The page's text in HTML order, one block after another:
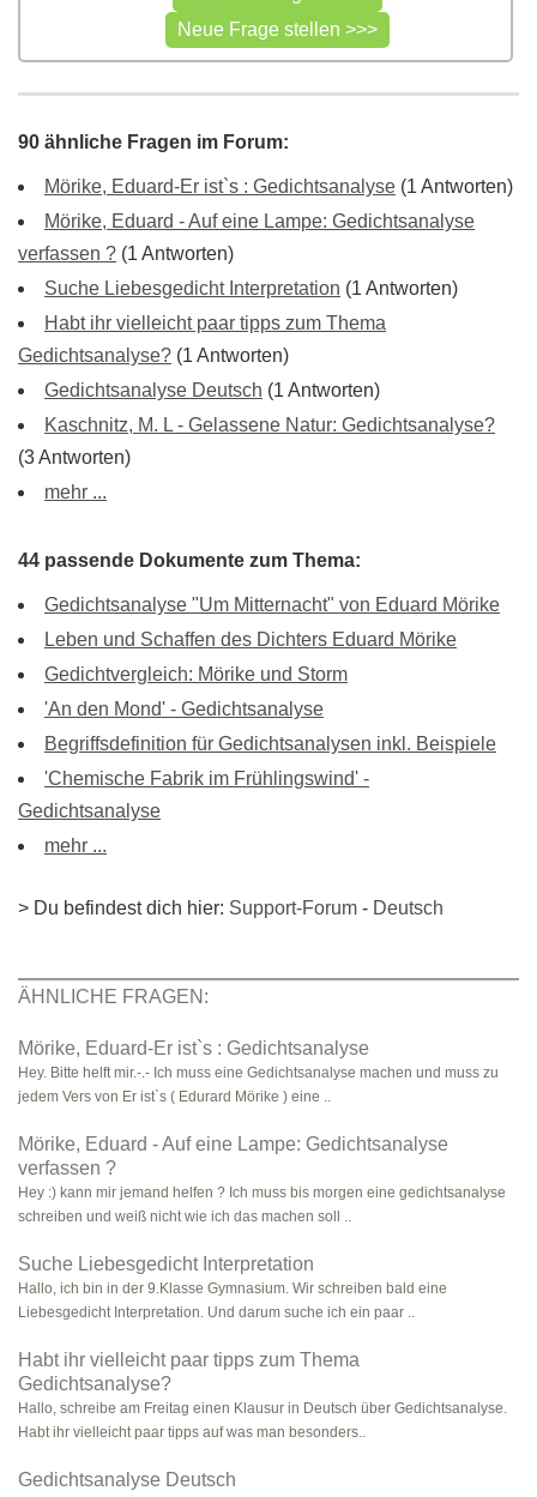
90 ähnliche Fragen im Forum:
Mörike, Eduard-Er ist`s : Gedichtsanalyse (1 Antworten)
Mörike, Eduard - Auf eine Lampe: Gedichtsanalyse
verfassen ? (1 Antworten)
Suche Liebesgedicht Interpretation (1 Antworten)
Habt ihr vielleicht paar tipps zum Thema
Gedichtsanalyse? (1 Antworten)
Gedichtsanalyse Deutsch (1 Antworten)
Kaschnitz, M. L - Gelassene Natur: Gedichtsanalyse?
(3 Antworten)
mehr ...
44 passende Dokumente zum Thema:
Gedichtsanalyse "Um Mitternacht" von Eduard Mörike
Leben und Schaffen des Dichters Eduard Mörike
Gedichtvergleich: Mörike und Storm
'An den Mond' - Gedichtsanalyse
Begriffsdefinition für Gedichtsanalysen inkl. Beispiele
'Chemische Fabrik im Frühlingswind' -
Gedichtsanalyse
mehr ...
> Du befindest dich hier: Support-Forum - Deutsch
ÄHNLICHE FRAGEN:
Mörike, Eduard-Er ist`s : Gedichtsanalyse
Hey. Bitte helft mir.-.- Ich muss eine Gedichtsanalyse machen und muss zu
jedem Vers von Er ist`s ( Edurard Mörike ) eine ..
Mörike, Eduard - Auf eine Lampe: Gedichtsanalyse
verfassen ?
Hey :) kann mir jemand helfen ? Ich muss bis morgen eine gedichtsanalyse
schreiben und weiß nicht wie ich das machen soll ..
Suche Liebesgedicht Interpretation
Hallo, ich bin in der 9.Klasse Gymnasium. Wir schreiben bald eine
Liebesgedicht Interpretation. Und darum suche ich ein paar ..
Habt ihr vielleicht paar tipps zum Thema
Gedichtsanalyse?
Hallo, schreibe am Freitag einen Klausur in Deutsch über Gedichtsanalyse.
Habt ihr vielleicht paar tipps auf was man besonders..
Gedichtsanalyse Deutsch